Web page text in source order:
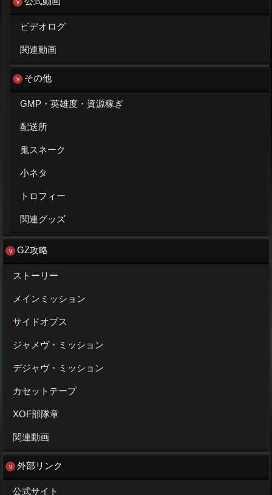
ビデオログ
関連動画
その他
GMP・英雄度・資源稼ぎ
配送所
鬼スネーク
小ネタ
トロフィー
関連グッズ
GZ攻略
ストーリー
メインミッション
サイドオプス
ジャメヴ・ミッション
デジャヴ・ミッション
カセットテープ
XOF部隊章
関連動画
外部リンク
公式サイト